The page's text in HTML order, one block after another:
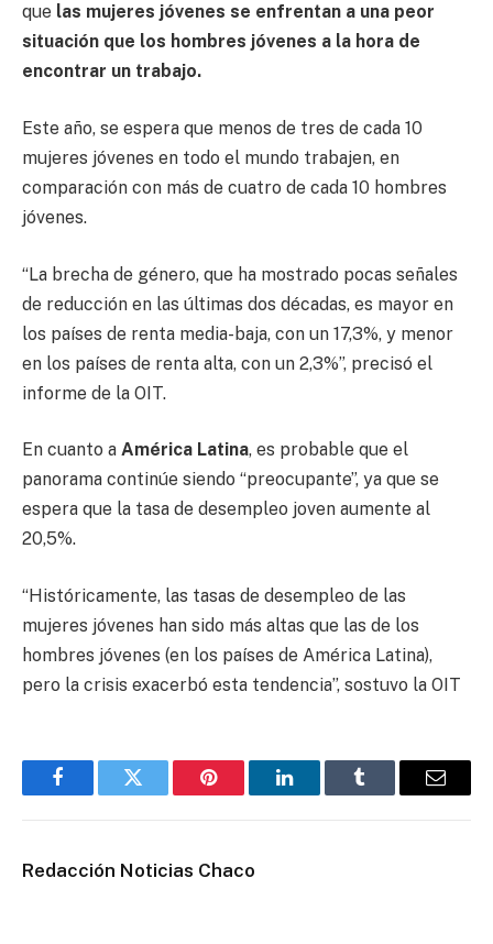
que las mujeres jóvenes se enfrentan a una peor
situación que los hombres jóvenes a la hora de
encontrar un trabajo.
Este año, se espera que menos de tres de cada 10
mujeres jóvenes en todo el mundo trabajen, en
comparación con más de cuatro de cada 10 hombres
jóvenes.
“La brecha de género, que ha mostrado pocas señales
de reducción en las últimas dos décadas, es mayor en
los países de renta media-baja, con un 17,3%, y menor
en los países de renta alta, con un 2,3%”, precisó el
informe de la OIT.
En cuanto a América Latina, es probable que el
panorama continúe siendo “preocupante”, ya que se
espera que la tasa de desempleo joven aumente al
20,5%.
“Históricamente, las tasas de desempleo de las
mujeres jóvenes han sido más altas que las de los
hombres jóvenes (en los países de América Latina),
pero la crisis exacerbó esta tendencia”, sostuvo la OIT
FacebookTwitter Pinterest LinkedInTumblr Email
Redacción Noticias Chaco